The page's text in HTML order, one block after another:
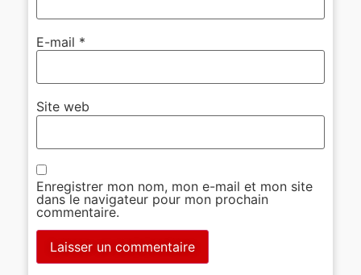
E-mail *
Site web
Enregistrer mon nom, mon e-mail et mon site
dans le navigateur pour mon prochain
commentaire.